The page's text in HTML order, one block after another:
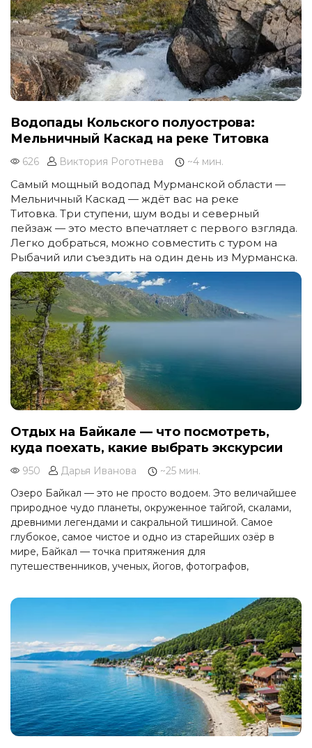
Водопады Кольского полуострова:
Мельничный Каскад на реке Титовка
626 Виктория Роготнева ~4 мин.
Самый мощный водопад Мурманской области —
Мельничный Каскад — ждёт вас на реке
Титовка. Три ступени, шум воды и северный
пейзаж — это место впечатляет с первого взгляда.
Легко добраться, можно совместить с туром на
Рыбачий или съездить на один день из Мурманска.
Отдых на Байкале — что посмотреть,
куда поехать, какие выбрать экскурсии
950 Дарья Иванова
~25 мин.
Озеро Байкал — это не просто водоем. Это величайшее
природное чудо планеты, окруженное тайгой, скалами,
древними легендами и сакральной тишиной. Самое
глубокое, самое чистое и одно из старейших озёр в
мире, Байкал — точка притяжения для
путешественников, ученых, йогов, фотографов,